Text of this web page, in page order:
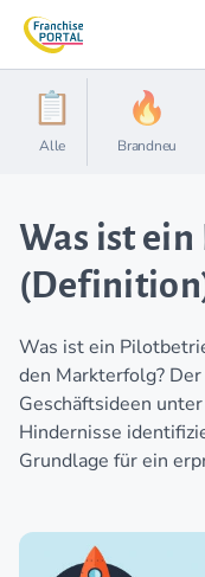
Alle Brandneu
Was ist
Was ist ein
den Markterfolg?
Geschäftsideen
Hindernisse
Grundlage für ein